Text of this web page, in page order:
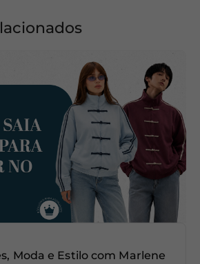
Moda e Estilo com Marlene